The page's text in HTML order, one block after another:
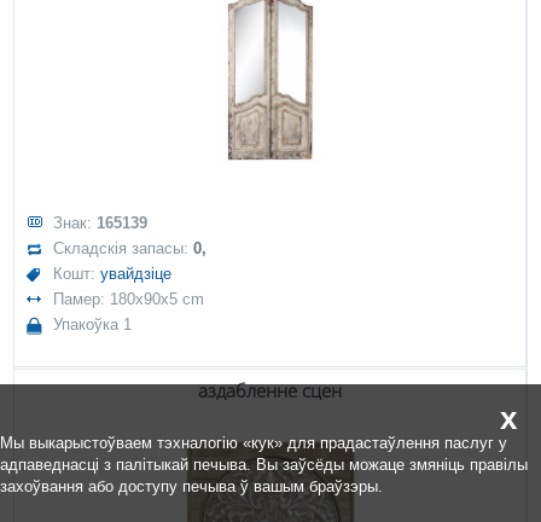
Знак: 165139
Складскія запасы:0,
Кошт:увайдзіце
Памер: 180x90x5 cm
Упакоўка 1
аздабленне сцен
x
Мы выкарыстоўваем тэхналогію «кук» для прадастаўлення паслуг у
адпаведнасці з палітыкай печыва. Вы заўсёды можаце змяніць правілы
захоўвання або доступу печыва ў вашым браўзэры.